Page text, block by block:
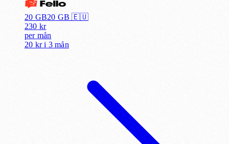
20 GB20 GB 🇪🇺
230 kr
per mån
20 kr i 3 mån